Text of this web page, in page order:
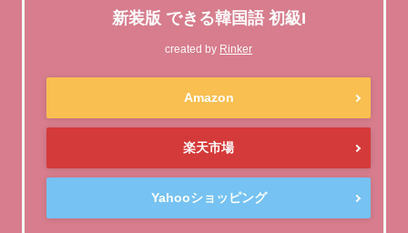
新装版 できる韓国語 初級I
created by Rinker
Amazon
楽天市場
Yahooショッピング